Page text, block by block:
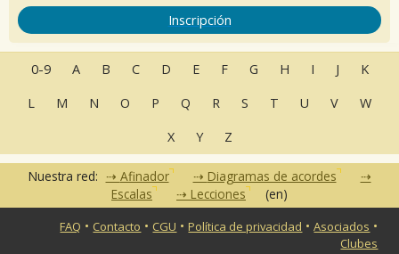
Inscripción
0-9 A B C D E F G H I J
K
L
M N O P Q R S T U V
W
X
Y Z
Nuestra red: Afinador
Diagramas de acordes
Escalas
Lecciones (en)
FAQ • Contacto • CGU •Política de privacidad •Asociados •
Clubes